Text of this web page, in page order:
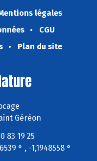
légales
CGU
Plan du site
Géréon
83 19 25
° , -1,1948558 °